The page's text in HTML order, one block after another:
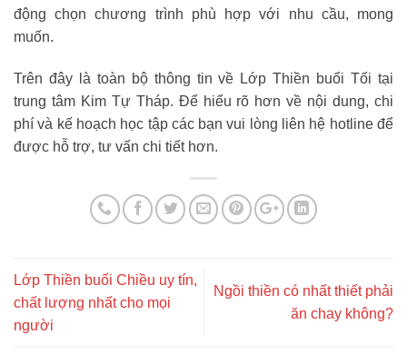
động chọn chương trình phù hợp với nhu cầu, mong
muốn.
Trên đây là toàn bộ thông tin về Lớp Thiền buổi Tối tại
trung tâm Kim Tự Tháp. Để hiểu rõ hơn về nội dung, chi
phí và kế hoạch học tập các bạn vui lòng liên hệ hotline để
được hỗ trợ, tư vấn chi tiết hơn.
Lớp Thiền buổi Chiều uy tín,
chất lượng nhất cho mọi
người
Ngồi thiền có nhất thiết phải
ăn chay không?